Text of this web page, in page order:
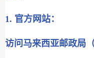
1. 官方网站：
访问马来西亚邮政局